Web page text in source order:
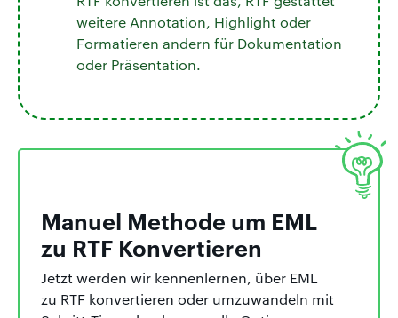
weitere Annotation, Highlight oder
Formatieren andern für Dokumentation
oder Präsentation.
Manuel Methode um EML
zu RTF Konvertieren
Jetzt werden wir kennenlernen, über EML
zu RTF konvertieren oder umzuwandeln mit